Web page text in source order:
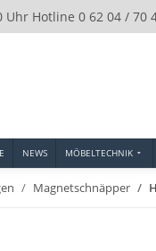
Hotline 0 62 04 / 70
NEWS MÖBELTECHNIK
Magnetschnäpper